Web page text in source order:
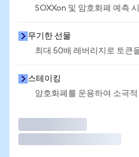
SOXXon 및 암호화폐 예측
무기한 선물
최대 50배 레버리지로 토큰
스테이킹
암호화폐를 운용하여 소극